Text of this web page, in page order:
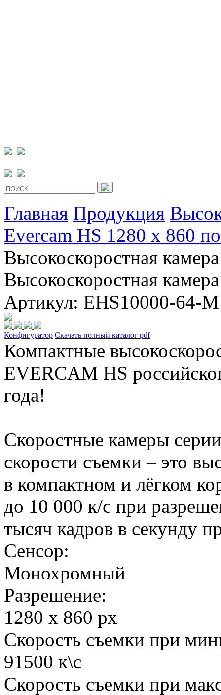
Главная Продукция
Evercam HS 1280 x 860
Высокоскоростная
Высокоскоростная
Артикул: EHS10000-64-M
Конфигуратор Скачать полный каталог pdf
Компактные
EVERCAM HS
года!
Скоростные камеры
скорости съемки – это
в компактном и лёгком
до 10 000 к/c при
тысяч кадров в секунду
Сенсор:
Монохромный
Разрешение:
1280 x 860 px
Скорость съемки при
91500 к\с
Скорость съемки при